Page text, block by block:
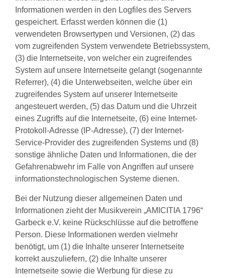
Informationen werden in den Logfiles des Servers
gespeichert. Erfasst werden können die (1)
verwendeten Browsertypen und Versionen, (2) das
vom zugreifenden System verwendete Betriebssystem,
(3) die Internetseite, von welcher ein zugreifendes
System auf unsere Internetseite gelangt (sogenannte
Referrer), (4) die Unterwebseiten, welche über ein
zugreifendes System auf unserer Internetseite
angesteuert werden, (5) das Datum und die Uhrzeit
eines Zugriffs auf die Internetseite, (6) eine Internet-
Protokoll-Adresse (IP-Adresse), (7) der Internet-
Service-Provider des zugreifenden Systems und (8)
sonstige ähnliche Daten und Informationen, die der
Gefahrenabwehr im Falle von Angriffen auf unsere
informationstechnologischen Systeme dienen.
Bei der Nutzung dieser allgemeinen Daten und
Informationen zieht der Musikverein „AMICITIA 1796“
Garbeck e.V. keine Rückschlüsse auf die betroffene
Person. Diese Informationen werden vielmehr
benötigt, um (1) die Inhalte unserer Internetseite
korrekt auszuliefern, (2) die Inhalte unserer
Internetseite sowie die Werbung für diese zu